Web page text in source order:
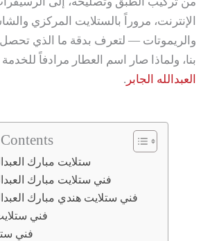
الإنترنت، مروراً بالستلايت المركزي
والريموتات — لتعرف بدقة ما الذي
بنا، ولماذا صار اسم العطار مرادفاً
العبدالله الجابر .
ستلايت مبارك
فني ستلايت مبارك
فني ستلايت هندي مبارك
فني
فني